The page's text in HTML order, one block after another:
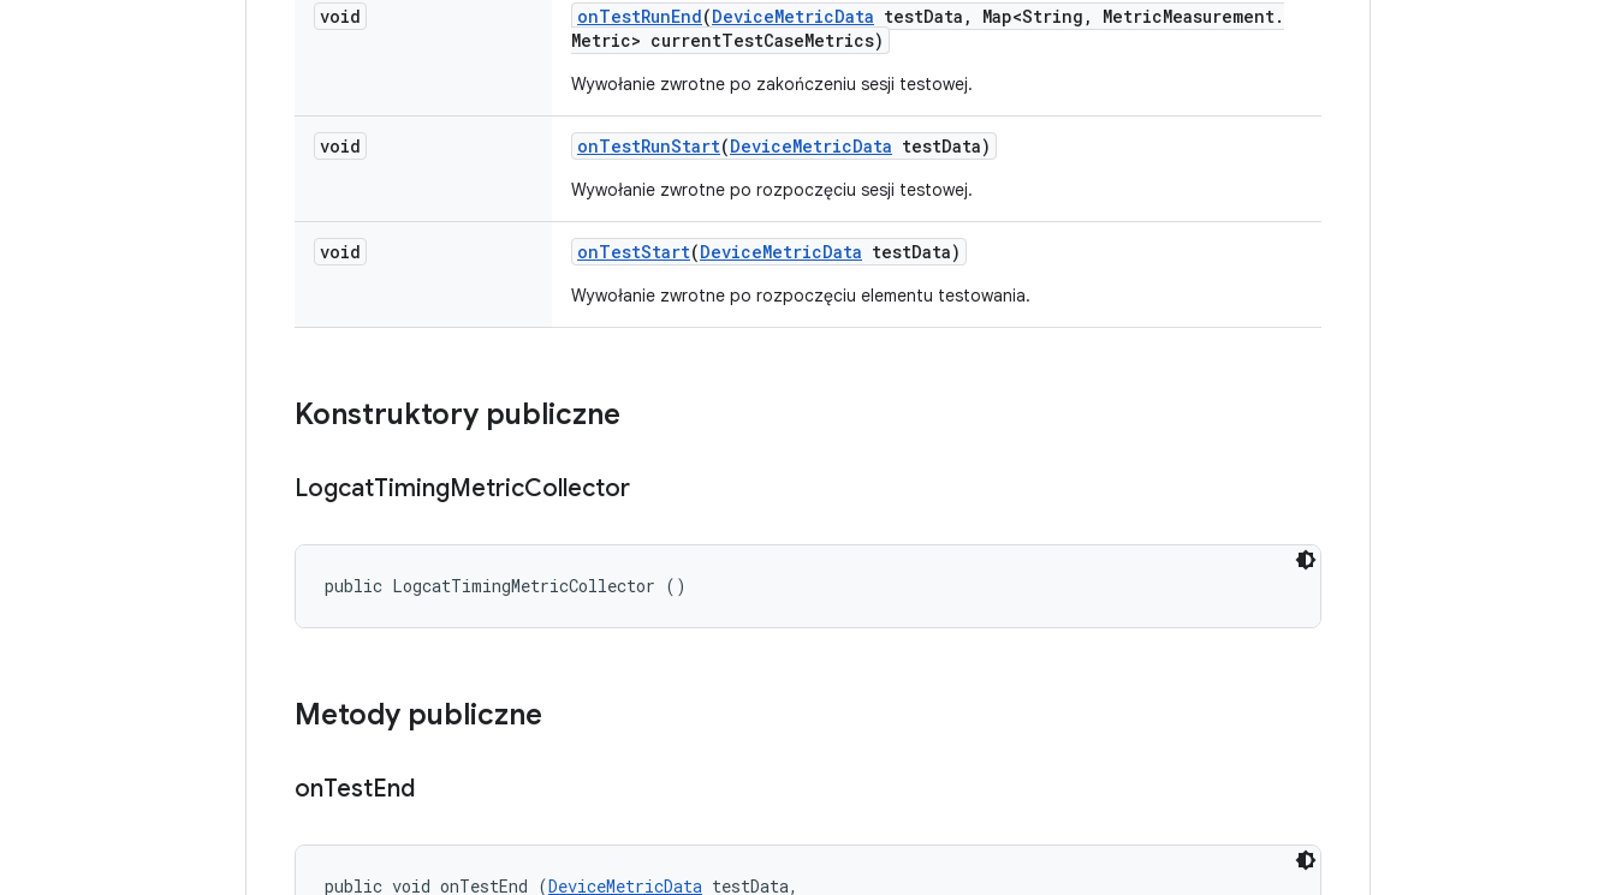
void onTestRunEnd(DeviceMetricData testData , Map<String , MetricMeasurement.
Metric> currentTestCaseMetrics)
Wywołanie zwrotne po zakończeniu sesji testowej.
void onTestRunStart(DeviceMetricData testData)
Wywołanie zwrotne po rozpoczęciu sesji testowej.
void onTestStart(DeviceMetricData testData)
Wywołanie zwrotne po rozpoczęciu elementu testowania.
Konstruktory publiczne
LogcatTimingMetricCollector
public LogcatTimingMetricCollector ()
Metody publiczne
onTestEnd
public void onTestEnd (DeviceMetricData testData,